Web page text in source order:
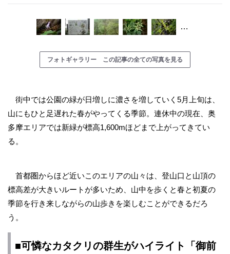
…
フォトギャラリー この記事の全ての写真を見る
街中では公園の緑が日増しに濃さを増していく5月上旬は、
山にもひと足遅れた春がやってくる季節。連休中の現在、奥
多摩エリアでは新緑が標高1,600mほどまで上がってきてい
る。
首都圏からほど近いこのエリアの山々は、登山口と山頂の
標高差が大きいルートが多いため、山中を歩くと春と初夏の
季節を行き来しながらの山歩きを楽しむことができるだろ
う。
■可憐なカタクリの群生がハイライト「御前